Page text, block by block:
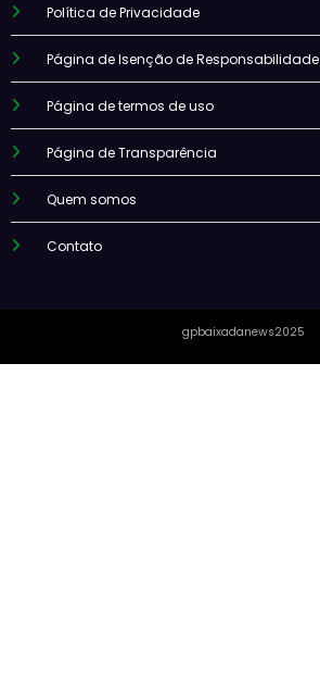
Política de Privacidade
Página de Isenção de Responsabilidade
Página de termos de uso
Página de Transparência
Quem somos
Contato
gpbaixadanews2025